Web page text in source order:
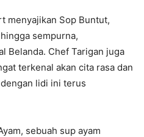
menyajikan Sop Buntut,
sempurna,
Belanda. Chef Tarigan juga
terkenal akan cita rasa dan
lidi ini terus
sebuah sup ayam